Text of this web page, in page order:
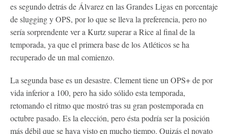
es segundo detrás de Álvarez en las Grandes Ligas en porcentaje
de slugging y OPS, por lo que se lleva la preferencia, pero no
sería sorprendente ver a Kurtz superar a Rice al final de la
temporada, ya que el primera base de los Atléticos se ha
recuperado de un mal comienzo.
La segunda base es un desastre. Clement tiene un OPS+ de por
vida inferior a 100, pero ha sido sólido esta temporada,
retomando el ritmo que mostró tras su gran postemporada en
octubre pasado. Es la elección, pero ésta podría ser la posición
más débil que se haya visto en mucho tiempo. Quizás el novato